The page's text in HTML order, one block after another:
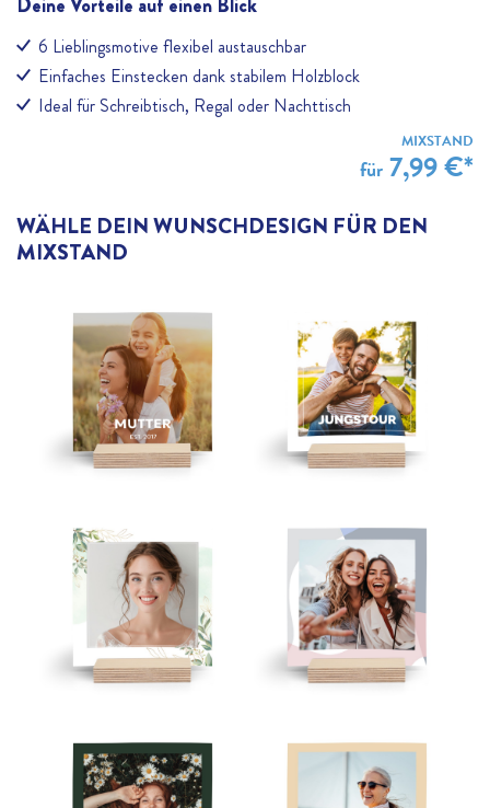
6 Lieblingsmotive flexibel austauschbar
Einfaches Einstecken dank stabilem Holzblock
Ideal für Schreibtisch, Regal oder Nachttisch
MIXSTAND
für 7,99 €*
WÄHLE DEIN WUNSCHDESIGN FÜR DEN
MIXSTAND